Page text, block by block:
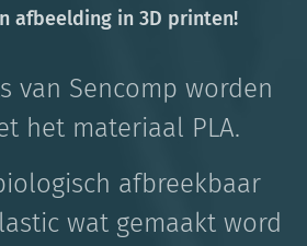
afbeelding in 3D printen!
van Sencomp worden
het materiaal PLA.
afbreekbaar
wat gemaakt word